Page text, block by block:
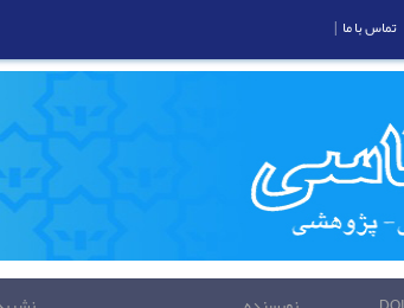
تماس با ما |